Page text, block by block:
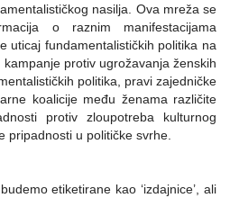
nasilja. Ova mreža se
o raznim manifestacijama
uticaj fundamentalističkih politika na
protiv ugrožavanja ženskih
politika, pravi zajedničke
koalicije među ženama različite
protiv zloupotreba kulturnog
pripadnosti u političke svrhe.
etiketirane kao ‘izdajnice’, ali